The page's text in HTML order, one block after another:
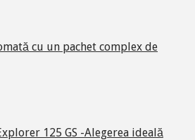
cu un pachet complex de
125 GS -Alegerea ideală